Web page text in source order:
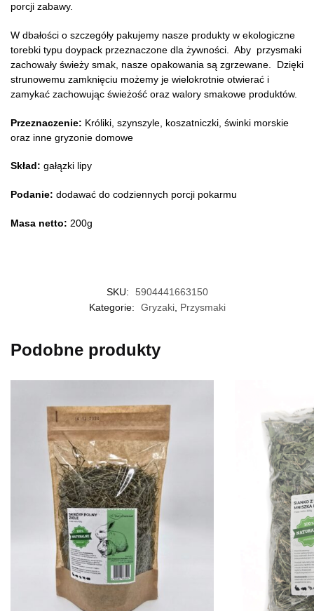
porcji zabawy.
W dbałości o szczegóły pakujemy nasze produkty w ekologiczne
torebki typu doypack przeznaczone dla żywności. Aby przysmaki
zachowały świeży smak, nasze opakowania są zgrzewane. Dzięki
strunowemu zamknięciu możemy je wielokrotnie otwierać i
zamykać zachowując świeżość oraz walory smakowe produktów.
Przeznaczenie: Króliki, szynszyle, koszatniczki, świnki morskie
oraz inne gryzonie domowe
Skład: gałązki lipy
Podanie: dodawać do codziennych porcji pokarmu
Masa netto: 200g
SKU:
5904441663150
Kategorie:
Gryzaki, Przysmaki
Podobne produkty